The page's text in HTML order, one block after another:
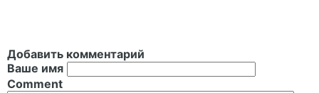
Добавить комментарий
Ваше имя
Comment